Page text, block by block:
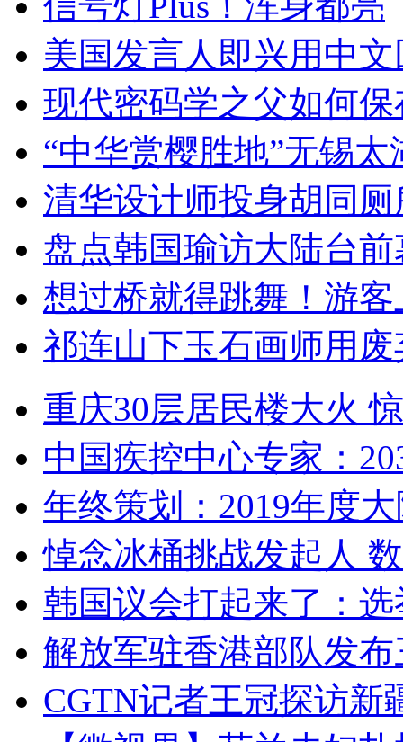
美国发言人即兴用中
现代密码学之父如何
“中华赏樱胜地”无锡
清华设计师投身胡同
盘点韩国瑜访大陆台
想过桥就得跳舞！游客
祁连山下玉石画师用
重庆30层居民楼大火
中国疾控中心专家：
年终策划：2019年度
悼念冰桶挑战发起人
韩国议会打起来了：
解放军驻香港部队发
CGTN记者王冠探访新